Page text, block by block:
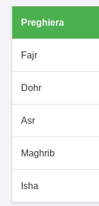
Preghiera
Fajr
Dohr
Asr
Maghrib
Isha